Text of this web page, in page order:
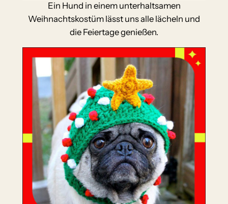
Ein Hund in einem unterhaltsamen
Weihnachtskostüm lässt uns alle lächeln und
die Feiertage genießen.